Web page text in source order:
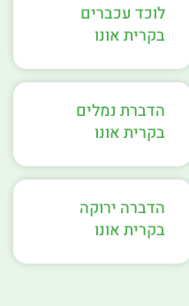
לוכד עכברים
בקרית אונו
הדברת נמלים
בקרית אונו
הדברה ירוקה
בקרית אונו